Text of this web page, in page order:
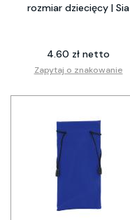
rozmiar dziecięcy | Sia
4.60 zł netto
Zapytaj o znakowanie